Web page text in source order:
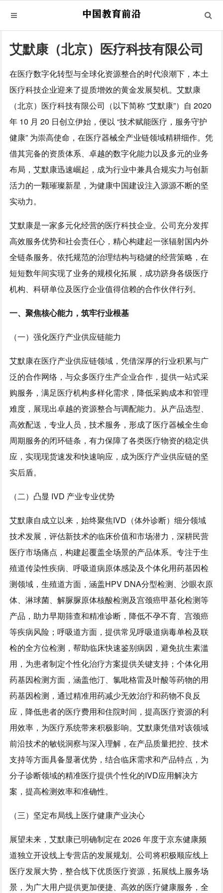
艾默康（北京）医疗科技有限公司
在医疗数字化转型与全球化资源整合的时代浪潮下，本土
医疗科技企业迎来了提质增效的黄金发展契机。艾默康
（北京）医疗科技有限公司（以下简称 “艾默康”）自 2020
年 10 月 20 日创立伊始，便以 “技术赋能医疗，服务守护
健康” 为崇高使命，在医疗器械全产业链领域精耕细作。凭
借其完备的资质体系、卓越的数字化能力以及多元的业务
布局，艾默康迅速崛起，成为行业中兼具合规实力与创新
活力的一颗璀璨新星，为健康中国建设注入源源不断的坚
实动力。
艾默康是一家多元化经营的医疗科技企业。公司充分发挥
高效服务优势和社会责任心，精心构建起一张辐射国内外
全链条服务。依托规范的治理结构与稳健的经营策略，在
短短数年间实现了业务的规模化拓展，成功跻身各级医疗
机构、科研单位及医疗企业值得信赖的合作伙伴行列。
一、聚焦核心能力，筑牢行业根基
（一）强化医疗产业供应链能力
艾默康在医疗产业供应链领域，凭借深厚的行业积累与广
泛的合作网络，与众多医疗生产企业合作，提供一站式采
购服务，满足医疗机构多样化需求，降低采购成本和管理
难度，展现出卓越的资源整合与调配能力。从产品选型、
高效配送，专业人员，技术服务，形成了医疗器械全生命
周期服务的闭环链条，有力保障了各类医疗物资的稳定供
应，实现现货速发和快速响应，成为医疗产业供应链的坚
实后盾。
（二）凸显 IVD 产业专业优势
艾默康自成立以来，始终聚焦IVD（体外诊断）细分领域
技术发展，评估新技术的临床价值和市场潜力，深耕民营
医疗市场痛点，构建起覆盖全场景的产品体系。专注于生
殖道传染性疾病、呼吸道病原体感染及个体化用药基因检
测领域，生殖道方面，涵盖HPV DNA分型检测、沙眼衣原
体、淋球菌、解脲脲原体核酸检测及宫颈癌甲基化检测等
产品，助力早期筛查和精准诊断，降低不孕不育、宫颈癌
等疾病风险；呼吸道方面，提供常见呼吸道病毒单检及联
检的全方位检测，帮助临床快速鉴别病因，避免抗生素滥
用，为患者制定个性化治疗方案提供关键支持；个体化用
药基因检测方面，涵盖他汀、氯吡格雷及叶酸等药物的用
药基因检测，通过精准用药减少无效治疗和药物不良反
应，降低患者的医疗费用和住院时间，提高医疗资源的利
用效率，为医疗系统带来积极影响。艾默康凭借对该领域
前沿技术的敏锐洞察与深入理解，在产品质量把控、技术
支持等方面具备显著优势，结合临床需求和产品特点，为
分子诊断领域的精准医疗提供个性化的IVD应用解决方
案，提高检测效率和准确性。
（三）坚定布局线上医疗健康产业决心
展望未来，艾默康已明确制定在 2026 年度于京东健康频
道独立开设线上专营店的发展规划。公司将积极顺应线上
医疗发展大势，整合线下优质医疗资源，拓展线上服务场
景，为广大用户提供更加便捷、高效的医疗健康服务，全